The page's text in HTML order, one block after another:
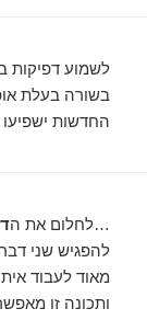
לשמוע דפיקות
בשורה בעלת
החדשות
…לחלום את ה
להפגיש שני
מאוד לעבוד
ותכונה זו